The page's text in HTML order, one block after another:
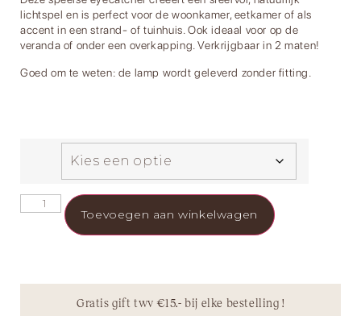
lichtspel en is perfect voor de woonkamer, eetkamer of als
accent in een strand- of tuinhuis. Ook ideaal voor op de
veranda of onder een overkapping. Verkrijgbaar in 2 maten!
Goed om te weten: de lamp wordt geleverd zonder fitting.
Toevoegen aan winkelwagen
Gratis gift twv €15.- bij elke bestelling !